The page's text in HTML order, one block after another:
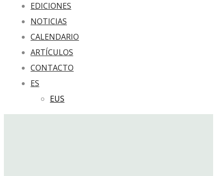
EDICIONES
NOTICIAS
CALENDARIO
ARTÍCULOS
CONTACTO
ES
EUS